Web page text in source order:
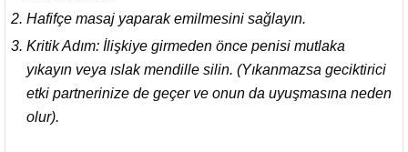
Hafifçe masaj yaparak emilmesini sağlayın.
Kritik Adım: İlişkiye girmeden önce penisi mutlaka
yıkayın veya ıslak mendille silin. (Yıkanmazsa geciktirici
etki partnerinize de geçer ve onun da uyuşmasına neden
olur).